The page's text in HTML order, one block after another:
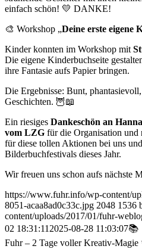
einfach schön! 💛 DANKE!
🎨 Workshop „Deine erste eigene
Kinder konnten im Workshop mit
Die eigene Kinderbuchseite
ihre Fantasie aufs Papier bringen.
Die Ergebnisse: Bunt,
Geschichten. 🦉📖
Ein riesiges Dankeschön an
vom LZG für die Organisation und
für diese tollen Aktionen bei uns
Bilderbuchfestivals dieses Jahr.
Wir freuen uns schon aufs nächste
https://www.fuhr.info/wp-content/
8051-acaa8ad0c33c.jpg 2048 1536
content/uploads/2017/01/fuhr-
02 18:31:112025-08-28 11:03:07📚
Fuhr – 2 Tage voller Kreativ-Magie